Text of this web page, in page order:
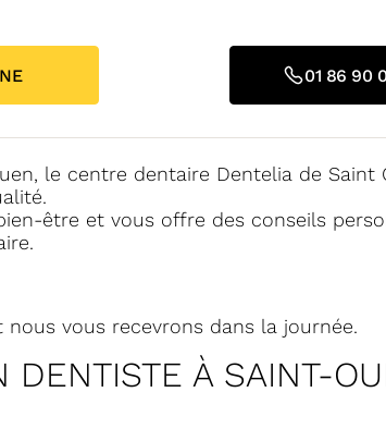
01 86 90
le centre dentaire Dentelia de Saint
être et vous offre des conseils
vous recevrons dans la journée.
DENTISTE À SAINT-